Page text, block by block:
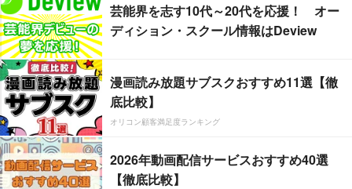
芸能界を志す10代～20代を応援！ オー
ディション・スクール情報はDeview
漫画読み放題サブスクおすすめ11選【徹
底比較】
オリコン顧客満足度ランキング
2026年動画配信サービスおすすめ40選
【徹底比較】